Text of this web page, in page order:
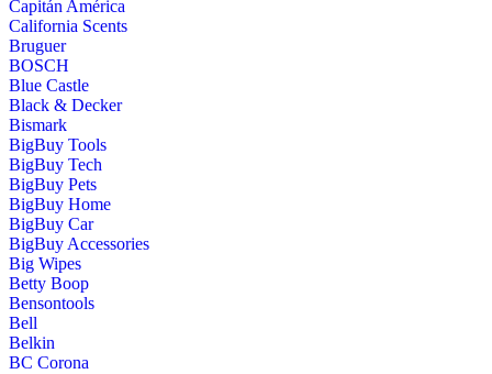
Capitán América
California Scents
Bruguer
BOSCH
Blue Castle
Black & Decker
Bismark
BigBuy Tools
BigBuy Tech
BigBuy Pets
BigBuy Home
BigBuy Car
BigBuy Accessories
Big Wipes
Betty Boop
Bensontools
Bell
Belkin
BC Corona